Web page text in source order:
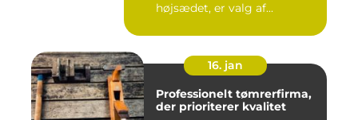
højsædet, er valg af...
16. jan
Professionelt tømrerfirma,
der prioriterer kvalitet